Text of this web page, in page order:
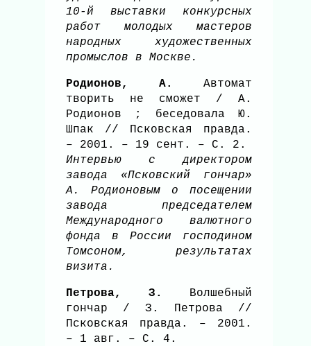
10-й выставки конкурсных
работ молодых мастеров
народных художественных
промыслов в Москве.
Родионов, А.
Автомат
творить не сможет / А.
Родионов ; беседовала Ю.
Шпак // Псковская правда.
– 2001. – 19 сент. – С. 2.
Интервью с директором
завода «Псковский гончар»
А. Родионовым о посещении
завода председателем
Международного валютного
фонда в России господином
Томсоном, результатах
визита.
Петрова, З.
Волшебный
гончар / З. Петрова //
Псковская правда. – 2001.
– 1 авг. – С. 4.